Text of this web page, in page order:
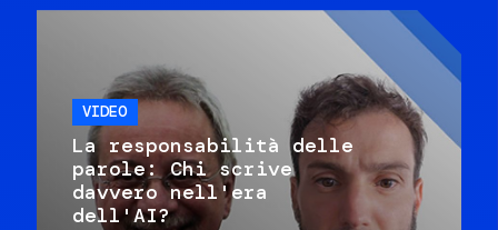
VIDEO
La responsabilità delle
parole: Chi scrive
davvero nell'era
dell'AI?